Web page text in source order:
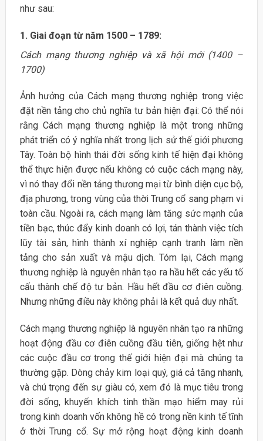
như sau:
1. Giai đoạn từ năm 1500 – 1789:
Cách mạng thương nghiệp và xã hội mới (1400 –
1700)
Ảnh hưởng của Cách mạng thương nghiệp trong việc
đặt nền tảng cho chủ nghĩa tư bản hiện đại: Có thể nói
rằng Cách mạng thương nghiệp là một trong những
phát triển có ý nghĩa nhất trong lịch sử thế giới phương
Tây. Toàn bộ hình thái đời sống kinh tế hiện đại không
thể thực hiện được nếu không có cuộc cách mạng này,
vì nó thay đổi nền tảng thương mại từ bình diện cục bộ,
địa phương, trong vùng của thời Trung cổ sang phạm vi
toàn cầu. Ngoài ra, cách mạng làm tăng sức mạnh của
tiền bạc, thúc đẩy kinh doanh có lợi, tán thành việc tích
lũy tài sản, hình thành xí nghiệp cạnh tranh làm nền
tảng cho sản xuất và mậu dịch. Tóm lại, Cách mạng
thương nghiệp là nguyên nhân tạo ra hầu hết các yếu tố
cấu thành chế độ tư bản. Hầu hết đầu cơ điên cuồng.
Nhưng những điều này không phải là kết quả duy nhất.
Cách mạng thương nghiệp là nguyên nhân tạo ra những
hoạt động đầu cơ điên cuồng đầu tiên, giống hệt như
các cuộc đầu cơ trong thế giới hiện đại mà chúng ta
thường gặp. Dòng chảy kim loại quý, giá cả tăng nhanh,
và chú trọng đến sự giàu có, xem đó là mục tiêu trong
đời sống, khuyến khích tinh thần mạo hiểm may rủi
trong kinh doanh vốn không hề có trong nền kinh tế tĩnh
ở thời Trung cổ. Sự mở rộng hoạt động kinh doanh